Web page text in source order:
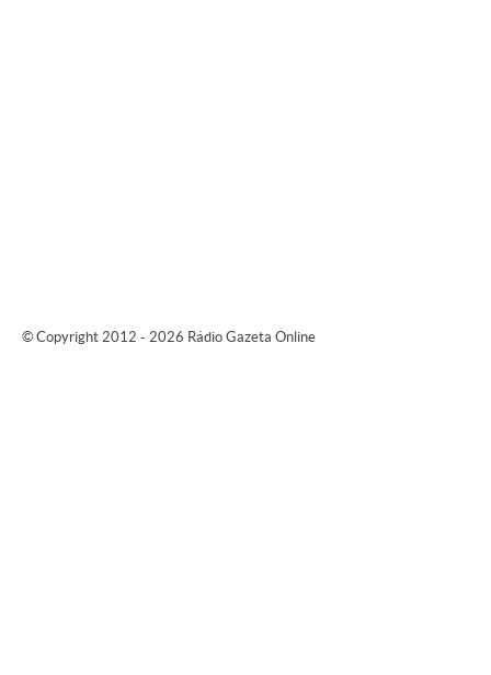
© Copyright 2012 - 2026 Rádio Gazeta Online